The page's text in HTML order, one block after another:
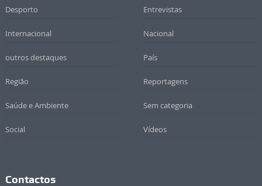
Desporto Entrevistas
Internacional Nacional
outros destaques País
Região Reportagens
Saúde e Ambiente Sem categoria
Social Vídeos
Contactos